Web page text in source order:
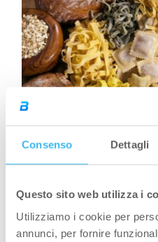
Consenso Dettagli
Questo sito web utilizza i
Utilizziamo i cookie per
annunci, per fornire
STILE DI VITA
importanti e quanti